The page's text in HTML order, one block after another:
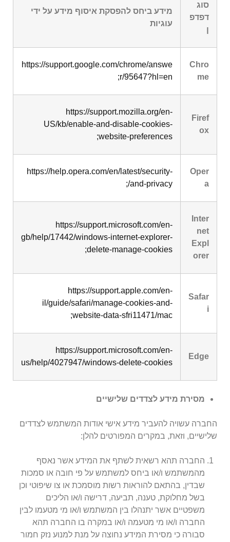
סוג
דפדפ
ן
מידע ביחס להפסקת איסוף מידע על ידי
עוגיות
Chro
me
https://support.google.com/chrome/answe
r/95647?hl=en;
Firef
ox
https://support.mozilla.org/en-
US/kb/enable-and-disable-cookies-
website-preferences;
Oper
a
https://help.opera.com/en/latest/security-
and-privacy/;
Inter
net
Expl
orer
https://support.microsoft.com/en-
gb/help/17442/windows-internet-explorer-
delete-manage-cookies;
Safar
i
https://support.apple.com/en-
il/guide/safari/manage-cookies-and-
website-data-sfri11471/mac;
Edge
https://support.microsoft.com/en-
us/help/4027947/windows-delete-cookies
מסירת מידע לצדדים שלישיים
החברה עשויה להעביר מידע אישי אודות המשתמש לצדדים
שלישיים, וזאת, במקרים המפורטים להלן:
החברה תהא רשאית לשתף את המידע אשר נאסף
מהמשתמש ו/או ביחס למשתמש על פי חובה או סמכות
שבדין, בהתאם להוראות רשות מוסמכת או צו שיפוטי וכן
בשל מחלוקת, טענה, תביעה, דרישה ו/או הליכים
משפטיים אשר יתנהלו בין המשתמש ו/או מי מטעמו לבין
החברה ו/או מי מטעמה ו/או במקרה בו החברה תהא
סבורה כי מסירת המידע נחוצה על מנת למנוע נזק חמור